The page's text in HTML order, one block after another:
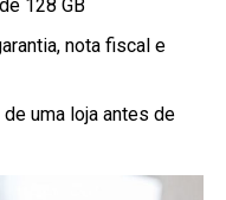
128 GB
nota fiscal e
uma loja antes de